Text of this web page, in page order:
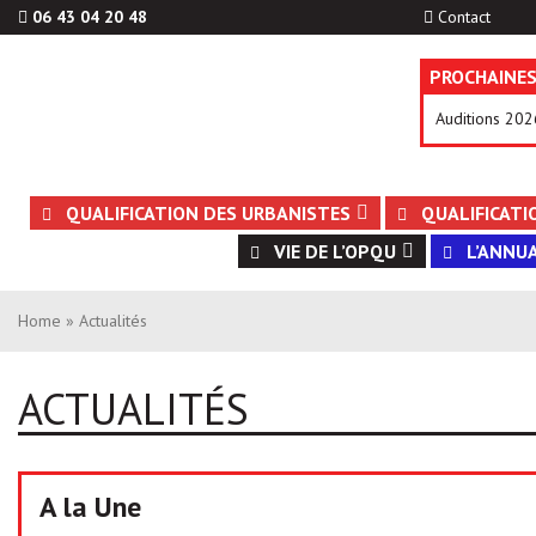
06 43 04 20 48 Contact
Auditions
Aller
au
QUALIFICATION DES URBANISTES
VIE DE L’OPQU
Home » Actualités
ACTUALITÉS
A la Une